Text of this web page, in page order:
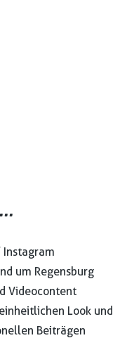
um Regensburg
Videocontent
Look und
Beiträgen